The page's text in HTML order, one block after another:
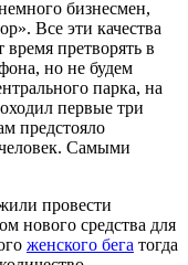
бизнесмен,
Все эти качества
время претворять в
но не будем
парка, на
первые три
предстояло
человек. Самыми
провести
нового средства для
женского бега тогда